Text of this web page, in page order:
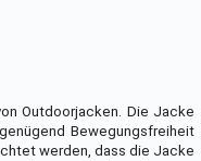
Outdoorjacken. Die Jacke
Bewegungsfreiheit
werden, dass die Jacke